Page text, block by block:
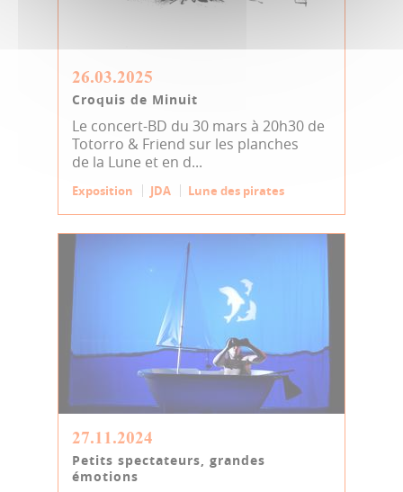
26.03.2025
Croquis de Minuit
Le concert-BD du 30 mars à 20h30 de
Totorro & Friend sur les planches
de la Lune et en d...
Exposition JDA Lune des pirates
27.11.2024
Petits spectateurs, grandes
émotions